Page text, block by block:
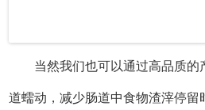
明，素食者的血液胆固醇水平普
式对维持身体健康更为有利。